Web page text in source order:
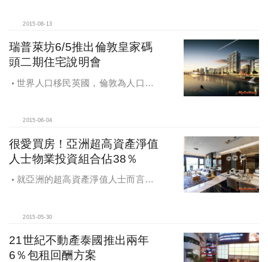
2015-08-13
瑞普萊坊6/5推出倫敦皇家碼
頭二期住宅說明會
世界人口移民英國，倫敦為人口移
2015-06-04
很愛買房！亞洲超高資產淨值
人士物業投資組合佔38％
就亞洲的超高資產淨值人士而言，
2015-05-30
21世紀不動產泰國推出兩年
6％包租回酬方案